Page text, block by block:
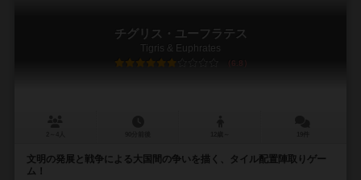
チグリス・ユーフラテス
Tigris & Euphrates
6.8
文明の発展と戦争による大国間の争いを描く、タイル配置陣取りゲー
ム！